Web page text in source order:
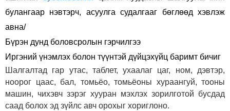
булангаар нэвтэрч, асуулга судалгааг бөглөөд хэвлэж
авна/
Бүрэн дунд боловсролын гэрчилгээ
Иргэний үнэмлэх болон түүнтэй дүйцэхүйц баримт бичиг
Шалгалтад гар утас, таблет, ухаалаг цаг, ном, дэвтэр,
ноорог цаас, бал, томьёо, томьёоны хураангуй, тооны
машин, чихэвч зэрэг хууран мэхлэх зорилготой бусдад
саад болох эд зүйлс авч орохыг хориглоно.